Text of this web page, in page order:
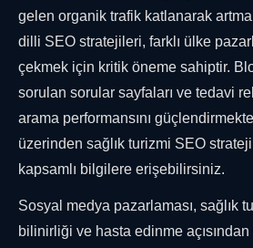
gelen organik trafik katlanarak
dilli SEO stratejileri, farklı ülke
çekmek için kritik öneme sahiptir.
sorulan sorular sayfaları ve tedavi
arama performansını
üzerinden sağlık turizmi SEO
kapsamlı bilgilere erişebilirsiniz.
Sosyal medya pazarlaması, sağlık
bilinirliği ve hasta edinme